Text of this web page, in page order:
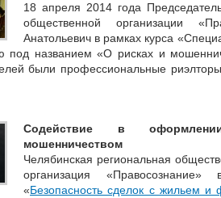
18 апреля 2014 года
общественной организации
Анатольевич в рамках курса
под названием «О рисках и
были профессиональные
Содействие в
мошенничеством
Челябинская региональная
организация
«Безопасность сделок с жильем и